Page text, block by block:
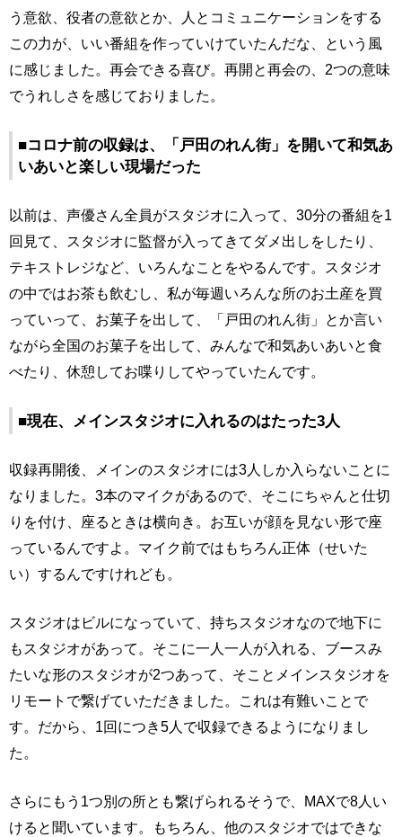
う意欲、役者の意欲とか、人とコミュニケーションをする
この力が、いい番組を作っていけていたんだな、という風
に感じました。再会できる喜び。再開と再会の、2つの意味
でうれしさを感じておりました。
■コロナ前の収録は、「戸田のれん街」を開いて和気あ
いあいと楽しい現場だった
以前は、声優さん全員がスタジオに入って、30分の番組を1
回見て、スタジオに監督が入ってきてダメ出しをしたり、
テキストレジなど、いろんなことをやるんです。スタジオ
の中ではお茶も飲むし、私が毎週いろんな所のお土産を買
っていって、お菓子を出して、「戸田のれん街」とか言い
ながら全国のお菓子を出して、みんなで和気あいあいと食
べたり、休憩してお喋りしてやっていたんです。
■現在、メインスタジオに入れるのはたった3人
収録再開後、メインのスタジオには3人しか入らないことに
なりました。3本のマイクがあるので、そこにちゃんと仕切
りを付け、座るときは横向き。お互いが顔を見ない形で座
っているんですよ。マイク前ではもちろん正体（せいた
い）するんですけれども。
スタジオはビルになっていて、持ちスタジオなので地下に
もスタジオがあって。そこに一人一人が入れる、ブースみ
たいな形のスタジオが2つあって、そことメインスタジオを
リモートで繋げていただきました。これは有難いことで
す。だから、1回につき5人で収録できるようになりまし
た。
さらにもう1つ別の所とも繋げられるそうで、MAXで8人い
けると聞いています。もちろん、他のスタジオではできな